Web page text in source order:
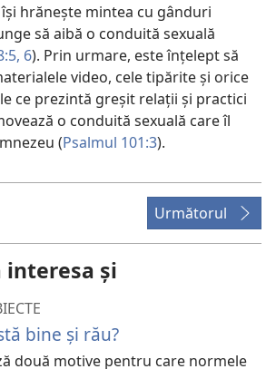
hrăneşte mintea cu gânduri
să aibă o conduită sexuală
6). Prin urmare, este înţelept să
video, cele tipărite şi orice
ce prezintă greşit relaţii şi practici
o conduită sexuală care îl
(Psalmul 101:3).
Următorul
interesa și
bine și rău?
două motive pentru care normele